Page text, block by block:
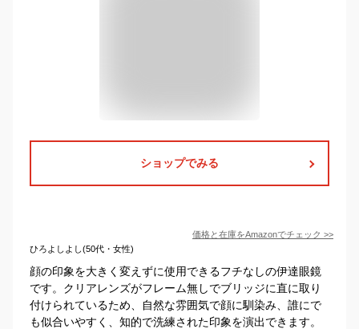
ショップでみる
価格と在庫をAmazonでチェック >>
ひろよしよし(50代・女性)
顔の印象を大きく変えずに使用できるフチなしの伊達眼鏡
です。クリアレンズがフレーム無しでブリッジに直に取り
付けられているため、自然な雰囲気で顔に馴染み、誰にで
も似合いやすく、知的で洗練された印象を演出できます。